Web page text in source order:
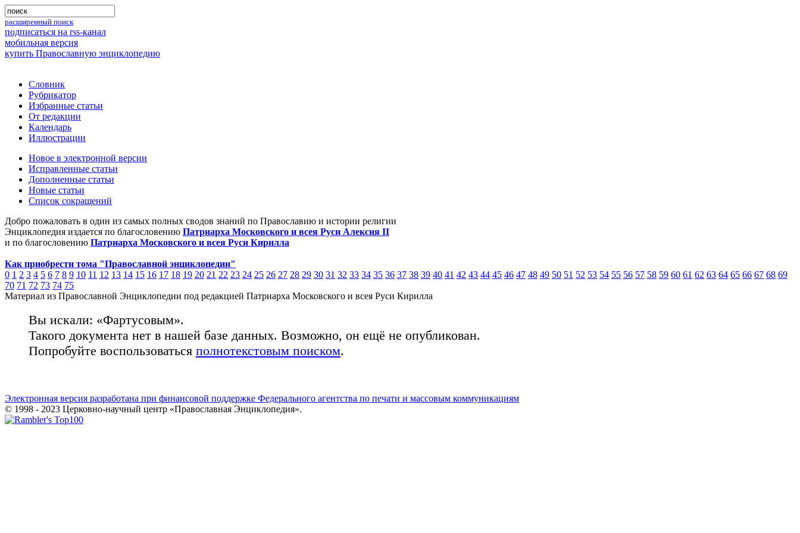
расширенный поиск
подписаться на rss-канал
мобильная версия
купить Православную энциклопедию
Словник
Рубрикатор
Избранные статьи
От редакции
Календарь
Иллюстрации
Новое в электронной версии
Исправленные статьи
Дополненные статьи
Новые статьи
Список сокращений
Добро пожаловать в один из самых полных сводов знаний по Православию и истории религии
Энциклопедия издается по благословению Патриарха Московского и всея Руси Алексия II
и по благословению Патриарха Московского и всея Руси Кирилла
Как приобрести тома "Православной энциклопедии"
0 1 2 3 4 5 6 7 8 9 10 11 12 13 14 15 16 17 18 19 20 21 22 23 24 25 26 27 28 29 30 31 32 33 34 35 36 37 38 39 40 41 42 43 44 45 46 47 48 49 50 51 52 53 54 55 56 57 58 59 60 61 62 63 64 65 66 67 68 69
70 71 72 73 74 75
Материал из Православной Энциклопедии под редакцией Патриарха Московского и всея Руси Кирилла
Вы искали: «Фартусовым».
Такого документа нет в нашей базе данных. Возможно, он ещё не опубликован.
Попробуйте воспользоваться полнотекстовым поиском.
Электронная версия разработана при финансовой поддержке Федерального агентства по печати и массовым коммуникациям
© 1998 - 2023 Церковно-научный центр «Православная Энциклопедия».